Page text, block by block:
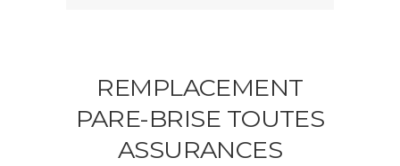
REMPLACEMENT
PARE-BRISE TOUTES
ASSURANCES